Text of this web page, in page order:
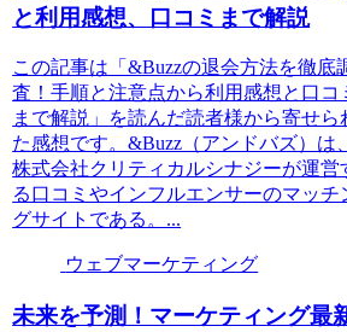
と利用感想、口コミまで解説
この記事は「&Buzzの退会方法を徹底
査！手順と注意点から利用感想と口コ
まで解説」を読んだ読者様から寄せら
た感想です。&Buzz（アンドバズ）は、
株式会社クリティカルシナジーが運営
る口コミやインフルエンサーのマッチ
グサイトである。...
ウェブマーケティング
未来を予測！マーケティング最